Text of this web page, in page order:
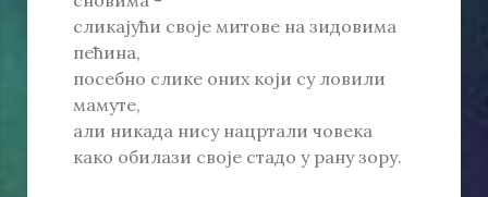
сликајући своје митове на зидовима
пећина,
посебно слике оних који су ловили
мамуте,
али никада нису нацртали човека
како обилази своје стадо у рану зору.